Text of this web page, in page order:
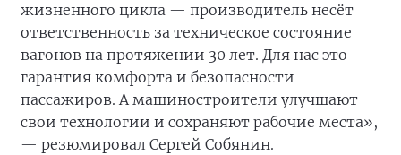
жизненного цикла — производитель несёт
ответственность за техническое состояние
вагонов на протяжении 30 лет. Для нас это
гарантия комфорта и безопасности
пассажиров. А машиностроители улучшают
свои технологии и сохраняют рабочие места»,
— резюмировал Сергей Собянин.